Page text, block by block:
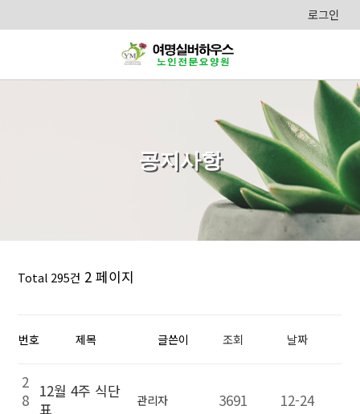
로그인
공지사항
Total 295건 2 페이지
번호 제목 글쓴이 조회 날짜
2
8 12월 4주 식단
표
관리자 3691 12-24